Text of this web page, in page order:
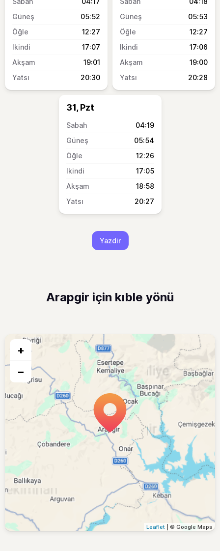
05:52
12:27
17:07
19:01
20:30
05:53
12:27
17:06
19:00
20:28
31, Pzt
04:19
05:54
12:26
17:05
18:58
20:27
Yazdir
Arapgir için kıble yönü
+
−
Leaflet | © Google Maps